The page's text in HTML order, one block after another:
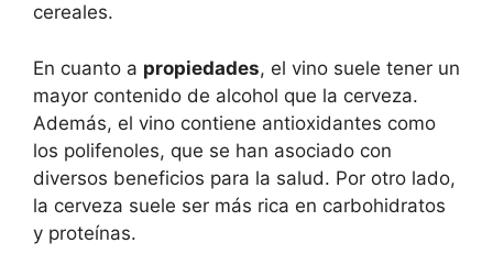
cereales.
En cuanto a propiedades, el vino suele tener un
mayor contenido de alcohol que la cerveza.
Además, el vino contiene antioxidantes como
los polifenoles, que se han asociado con
diversos beneficios para la salud. Por otro lado,
la cerveza suele ser más rica en carbohidratos
y proteínas.